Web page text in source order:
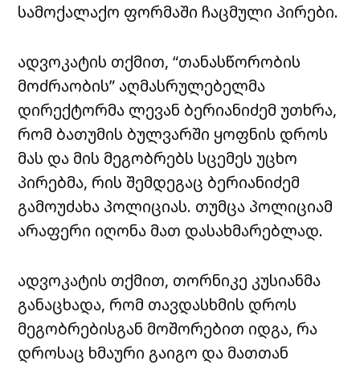
სამოქალაქო ფორმაში ჩაცმული პირები.
ადვოკატის თქმით, “თანასწორობის
მოძრაობის” აღმასრულებელმა
დირექტორმა ლევან ბერიანიძემ უთხრა,
რომ ბათუმის ბულვარში ყოფნის დროს
მას და მის მეგობრებს სცემეს უცხო
პირებმა, რის შემდეგაც ბერიანიძემ
გამოუძახა პოლიციას. თუმცა პოლიციამ
არაფერი იღონა მათ დასახმარებლად.
ადვოკატის თქმით, თორნიკე კუსიანმა
განაცხადა, რომ თავდასხმის დროს
მეგობრებისგან მოშორებით იდგა, რა
დროსაც ხმაური გაიგო და მათთან